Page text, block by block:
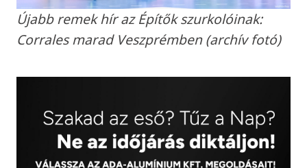
Újabb remek hír az Építők szurkolóinak:
Corrales marad Veszprémben (archív fotó)